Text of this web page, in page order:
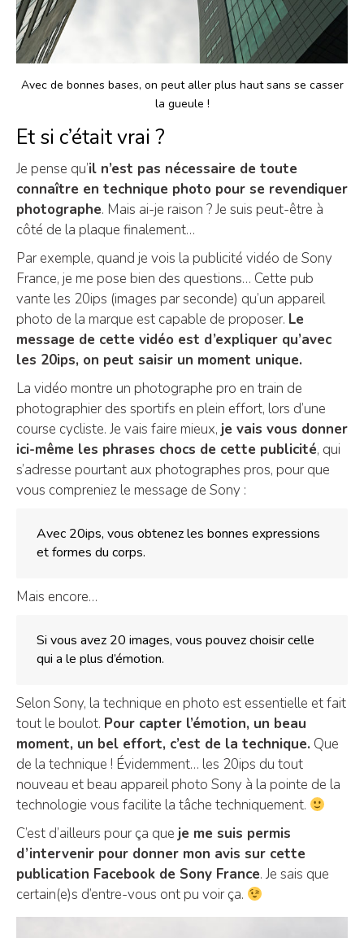
Avec de bonnes bases, on peut aller plus haut sans se casser
la gueule !
Et si c’était vrai ?
Je pense qu’il n’est pas nécessaire de toute
connaître en technique photo pour se revendiquer
photographe. Mais ai-je raison ? Je suis peut-être à
côté de la plaque finalement…
Par exemple, quand je vois la publicité vidéo de Sony
France, je me pose bien des questions… Cette pub
vante les 20ips (images par seconde) qu’un appareil
photo de la marque est capable de proposer. Le
message de cette vidéo est d’expliquer qu’avec
les 20ips, on peut saisir un moment unique.
La vidéo montre un photographe pro en train de
photographier des sportifs en plein effort, lors d’une
course cycliste. Je vais faire mieux, je vais vous donner
ici-même les phrases chocs de cette publicité, qui
s’adresse pourtant aux photographes pros, pour que
vous compreniez le message de Sony :
Avec 20ips, vous obtenez les bonnes expressions
et formes du corps.
Mais encore…
Si vous avez 20 images, vous pouvez choisir celle
qui a le plus d’émotion.
Selon Sony, la technique en photo est essentielle et fait
tout le boulot. Pour capter l’émotion, un beau
moment, un bel effort, c’est de la technique. Que
de la technique ! Évidemment… les 20ips du tout
nouveau et beau appareil photo Sony à la pointe de la
technologie vous facilite la tâche techniquement.
C’est d’ailleurs pour ça que je me suis permis
d’intervenir pour donner mon avis sur cette
publication Facebook de Sony France. Je sais que
certain(e)s d’entre-vous ont pu voir ça.